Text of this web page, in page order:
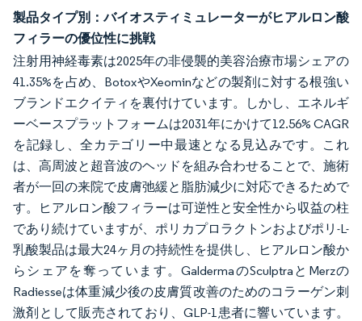
製品タイプ別：バイオスティミュレーターがヒアルロン酸
フィラーの優位性に挑戦
注射用神経毒素は2025年の非侵襲的美容治療市場シェアの
41.35%を占め、BotoxやXeominなどの製剤に対する根強い
ブランドエクイティを裏付けています。しかし、エネルギ
ーベースプラットフォームは2031年にかけて12.56% CAGR
を記録し、全カテゴリー中最速となる見込みです。これ
は、高周波と超音波のヘッドを組み合わせることで、施術
者が一回の来院で皮膚弛緩と脂肪減少に対応できるためで
す。ヒアルロン酸フィラーは可逆性と安全性から収益の柱
であり続けていますが、ポリカプロラクトンおよびポリ-L-
乳酸製品は最大24ヶ月の持続性を提供し、ヒアルロン酸か
らシェアを奪っています。GaldermaのSculptraとMerzの
Radiesseは体重減少後の皮膚質改善のためのコラーゲン刺
激剤として販売されており、GLP-1患者に響いています。